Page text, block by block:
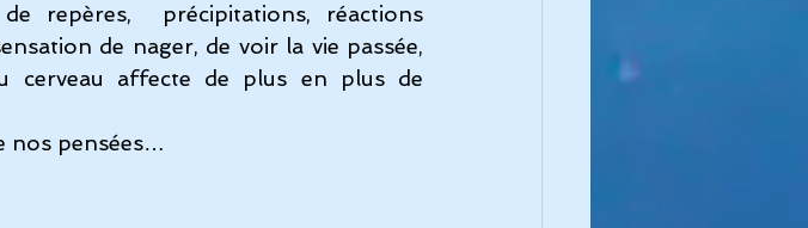
repères,  précipitations, réactions
de nager, de voir la vie passée,
cerveau affecte de plus en plus de
nos pensées…